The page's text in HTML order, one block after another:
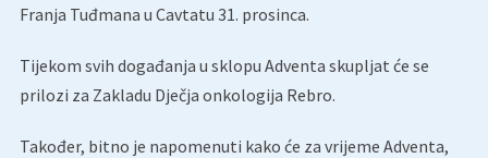
Franja Tuđmana u Cavtatu 31. prosinca.
Tijekom svih događanja u sklopu Adventa skupljat će se
prilozi za Zakladu Dječja onkologija Rebro.
Također, bitno je napomenuti kako će za vrijeme Adventa,